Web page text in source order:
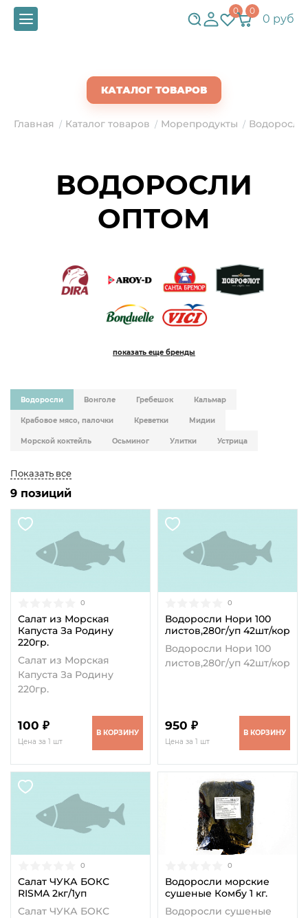
0 0
0 руб
КАТАЛОГ ТОВАРОВ
Главная / Каталог товаров / Морепродукты / Водоросли
ВОДОРОСЛИ
ОПТОМ
показать еще бренды
Водоросли Вонголе Гребешок Кальмар
Крабовое мясо, палочки Креветки Мидии
Морской коктейль Осьминог Улитки Устрица
Показать все
9 позиций
0
Салат из Морская
Капуста За Родину
220гр.
Салат из Морская
Капуста За Родину
220гр.
100 ₽
Цена за 1 шт
В КОРЗИНУ
0
Водоросли Нори 100
листов,280г/уп 42шт/кор
Водоросли Нори 100
листов,280г/уп 42шт/кор
950 ₽
Цена за 1 шт
В КОРЗИНУ
0
Салат ЧУКА БОКС
RISMA 2кг/1уп
Салат ЧУКА БОКС
0
Водоросли морские
сушеные Комбу 1 кг.
Водоросли сушеные